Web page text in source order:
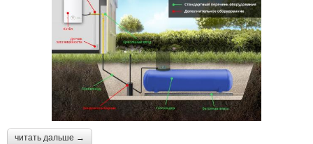
читать дальше →